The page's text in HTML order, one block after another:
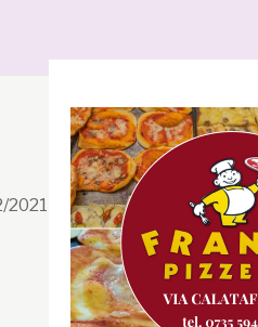
n. 199/2021